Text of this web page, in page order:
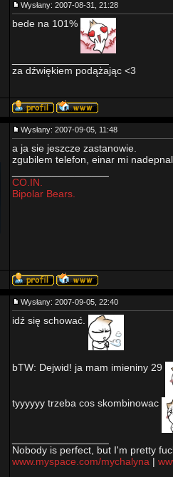
Wysłany: 2007-08-31, 21:28
bede na 101%
za dźwiękiem podążając <3
Wysłany: 2007-09-05, 11:48
a ja sie jeszcze zastanowie.
zgubilem telefon, einar mi
CO.IN.
Bipolar Bears.
Wysłany: 2007-09-05, 22:40
idź się schować.
bTW: Dejwid! ja mam imieniny 29
tyyyyyy trzeba cos skombinowac
Nobody is perfect, but I'm pretty
www.myspace.com/mychalyna |